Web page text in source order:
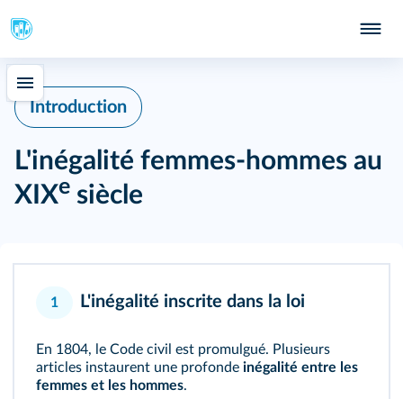
Introduction
L'inégalité femmes-hommes au
XIXe siècle
1 L'inégalité inscrite dans la loi
En 1804, le Code civil est promulgué. Plusieurs
articles instaurent une profonde inégalité entre les
femmes et les hommes.